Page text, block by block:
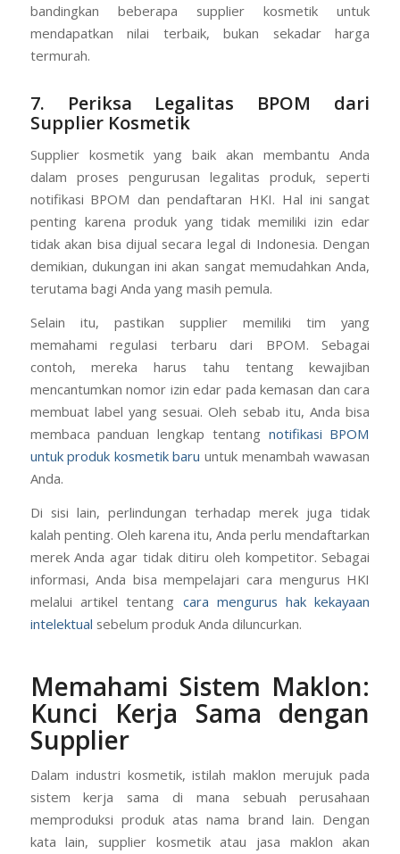
yang rendah. Anda juga harus mempertimbangkan
kualitas dan layanan yang diberikan. Oleh karena itu,
bandingkan beberapa supplier kosmetik untuk
termurah.
7. Periksa Legalitas BPOM dari
Supplier Kosmetik
Supplier kosmetik yang baik akan membantu Anda
dalam proses pengurusan legalitas produk, seperti
notifikasi BPOM dan pendaftaran HKI. Hal ini sangat
penting karena produk yang tidak memiliki izin edar
tidak akan bisa dijual secara legal di Indonesia. Dengan
demikian, dukungan ini akan sangat memudahkan Anda,
terutama bagi Anda yang masih pemula.
Selain itu, pastikan supplier memiliki tim yang
memahami regulasi terbaru dari BPOM. Sebagai
contoh, mereka harus tahu tentang kewajiban
mencantumkan nomor izin edar pada kemasan dan cara
membuat label yang sesuai. Oleh sebab itu, Anda bisa
membaca panduan lengkap tentang
untuk produk kosmetik baruuntuk menambah wawasan
Anda.
Di sisi lain, perlindungan terhadap merek juga tidak
kalah penting. Oleh karena itu, Anda perlu mendaftarkan
merek Anda agar tidak ditiru oleh kompetitor. Sebagai
informasi, Anda bisa mempelajari cara mengurus HKI
intelektual
sebelum produk Anda diluncurkan.
Memahami Sistem Maklon:
Kunci Kerja Sama dengan
Supplier
Dalam industri kosmetik, istilah maklon merujuk pada